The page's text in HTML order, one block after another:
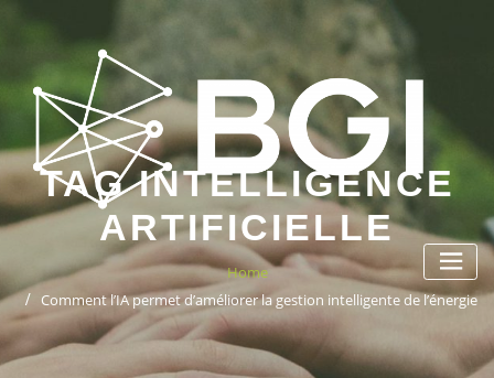
content
TAG INTELLIGENCE
ARTIFICIELLE
Home
Comment l’IA permet d’améliorer la gestion intelligente de l’énergie